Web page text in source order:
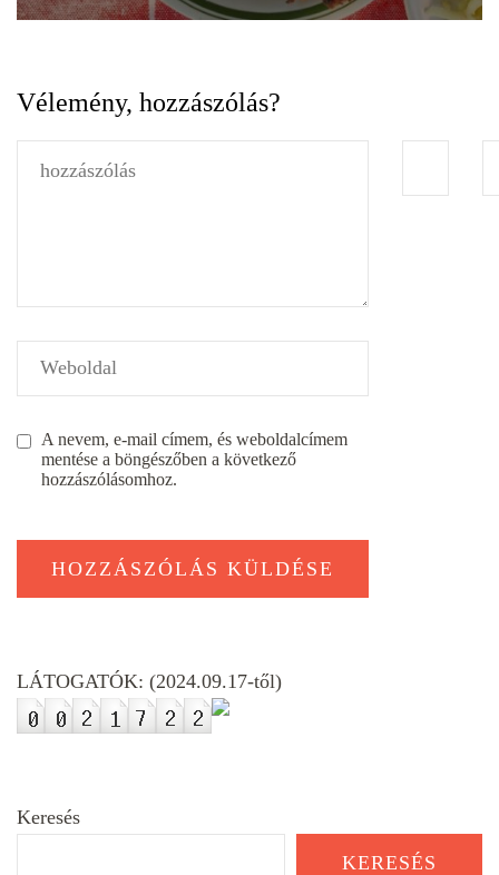
Vélemény, hozzászólás?
A nevem, e-mail címem, és weboldalcímem
mentése a böngészőben a következő
hozzászólásomhoz.
LÁTOGATÓK: (2024.09.17-től)
Keresés
KERESÉS